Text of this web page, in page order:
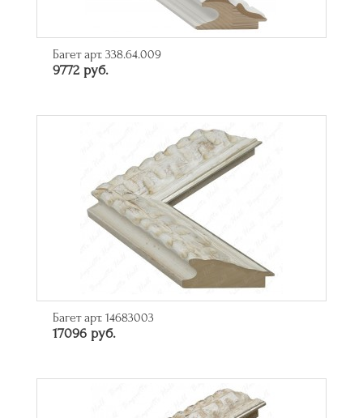
Багет арт. 338.64.009
9772 руб.
Багет арт. 14683003
17096 руб.